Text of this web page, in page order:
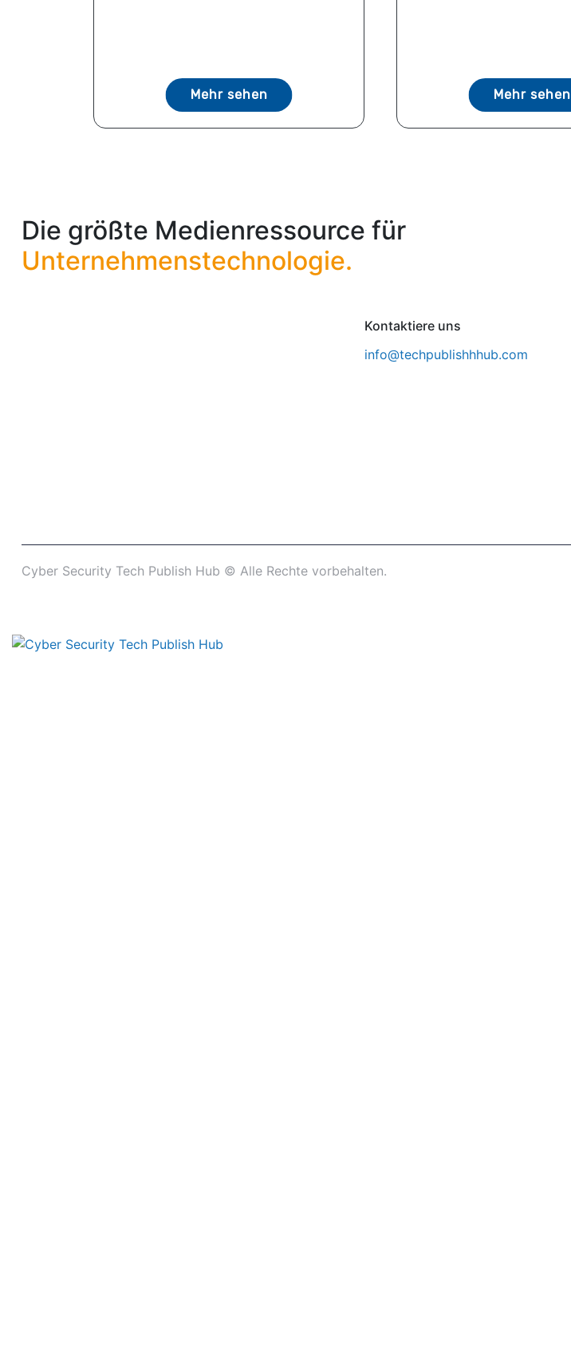
Mehr sehen Mehr sehen
Die größte Medienressource für
Unternehmenstechnologie.
Kontaktiere uns
info@techpublishhhub.com
Cyber ​​Security Tech Publish Hub © Alle Rechte vorbehalten.